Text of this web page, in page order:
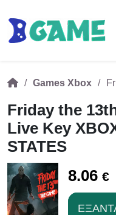
Games Xbox
Friday the
Live Key
STATES
8.06 €